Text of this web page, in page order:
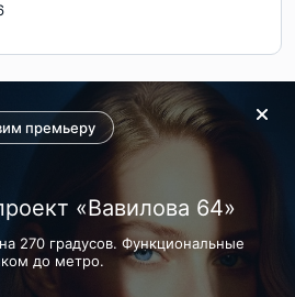
м - от 23.6 млн Руб.
КУРОРТ
покупки! Ограниченный пул
у парка и реки
очередь.
у центра Москвы
условия покупки.
премьеру
«Вавилова 64»
270 градусов. Функциональные
до метро.